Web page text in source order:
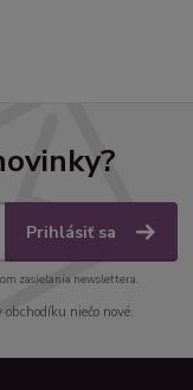
Prihlásiť sa
zasielania newslettera.
niečo nové.